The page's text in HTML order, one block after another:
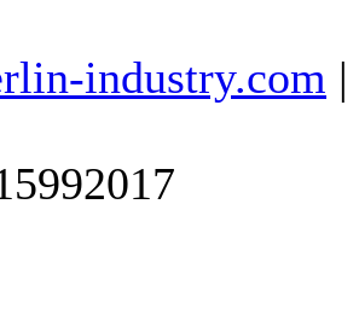
industry.com |